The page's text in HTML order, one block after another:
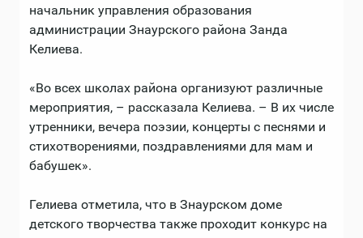
начальник управления образования
администрации Знаурского района Занда
Келиева.
«Во всех школах района организуют различные
мероприятия, – рассказала Келиева. – В их числе
утренники, вечера поэзии, концерты с песнями и
стихотворениями, поздравлениями для мам и
бабушек».
Гелиева отметила, что в Знаурском доме
детского творчества также проходит конкурс на